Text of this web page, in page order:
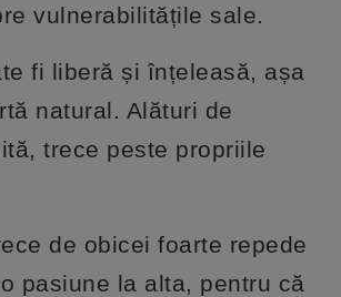
vulnerabilitățile sale.
fi liberă și înțeleasă, așa
natural. Alături de
trece peste propriile
de obicei foarte repede
pasiune la alta, pentru că